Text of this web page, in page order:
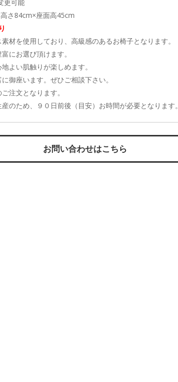
更可能
さ84cm×座面高45cm
材を使用しており、高級感のあるお椅子となります。
にお選び頂けます。
よい肌触りが楽しめます。
御座います。ぜひご相談下さい。
注文となります。
のため、９０日前後（目安）お時間が必要となります。
お問い合わせはこちら